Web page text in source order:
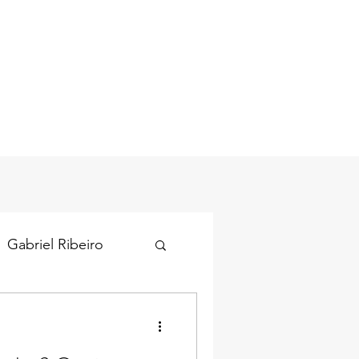
Gabriel Ribeiro